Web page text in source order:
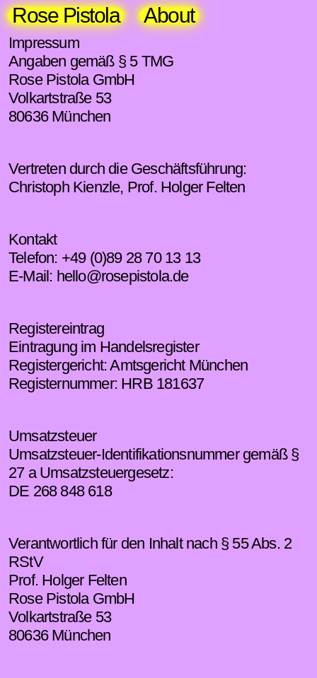
Rose Pistola About
Impressum
Angaben gemäß § 5 TMG
Rose Pistola GmbH
Volkartstraße 53
80636 München
Vertreten durch die Geschäftsführung:
Christoph Kienzle, Prof. Holger Felten
Kontakt
Telefon: +49 (0)89 28 70 13 13
E-Mail: hello@rosepistola.de
Registereintrag
Eintragung im Handelsregister
Registergericht: Amtsgericht München
Registernummer: HRB 181637
Umsatzsteuer
Umsatzsteuer-Identifikationsnummer gemäß §
27 a Umsatzsteuergesetz:
DE 268 848 618
Verantwortlich für den Inhalt nach § 55 Abs. 2
RStV
Prof. Holger Felten
Rose Pistola GmbH
Volkartstraße 53
80636 München